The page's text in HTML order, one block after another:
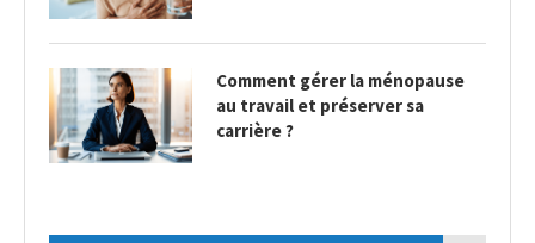
Comment gérer la ménopause
au travail et préserver sa
carrière ?